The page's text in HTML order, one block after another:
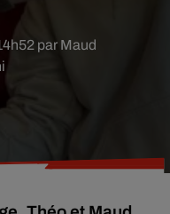
par Maud